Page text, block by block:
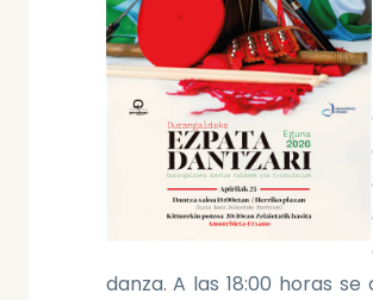
danza. A las 18:00 horas